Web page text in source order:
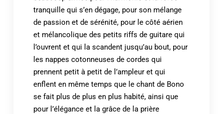
tranquille qui s’en dégage, pour son mélange
de passion et de sérénité, pour le côté aérien
et mélancolique des petits riffs de guitare qui
l’ouvrent et qui la scandent jusqu’au bout, pour
les nappes cotonneuses de cordes qui
prennent petit à petit de l’ampleur et qui
enflent en même temps que le chant de Bono
se fait plus de plus en plus habité, ainsi que
pour l’élégance et la grâce de la prière